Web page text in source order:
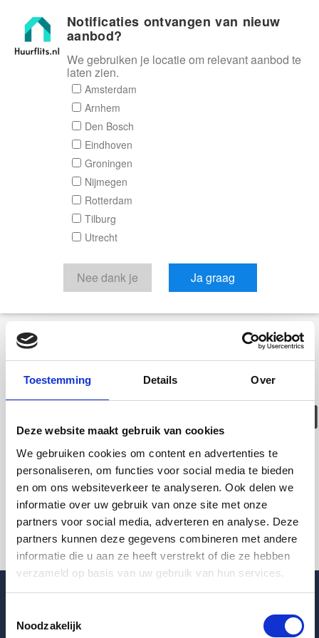
Toestemming Details Over
Deze website maakt gebruik van cookies
We gebruiken cookies om content en advertenties te
personaliseren, om functies voor social media te bieden
en om ons websiteverkeer te analyseren. Ook delen we
informatie over uw gebruik van onze site met onze
partners voor social media, adverteren en analyse. Deze
partners kunnen deze gegevens combineren met andere
informatie die u aan ze heeft verstrekt of die ze hebben
verzameld op basis van uw gebruik van hun services.
Noodzakelijk
Huurflits
Deze woning is
helaas
verhuurd/verwijderd
Pagina niet gevonden
Terug naar woningoverzicht
Blogpost
Notificaties ontvangen van nieuw
aanbod?
We gebruiken je locatie om relevant aanbod te
laten zien.
Amsterdam
Arnhem
Den Bosch
Eindhoven
Groningen
Nijmegen
Rotterdam
Tilburg
Utrecht
Nee dank je Ja graag